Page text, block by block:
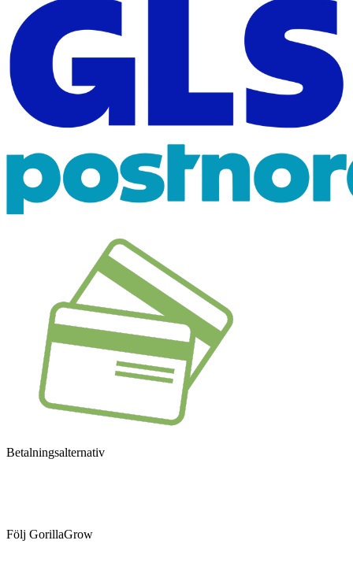
Betalningsalternativ
Följ GorillaGrow